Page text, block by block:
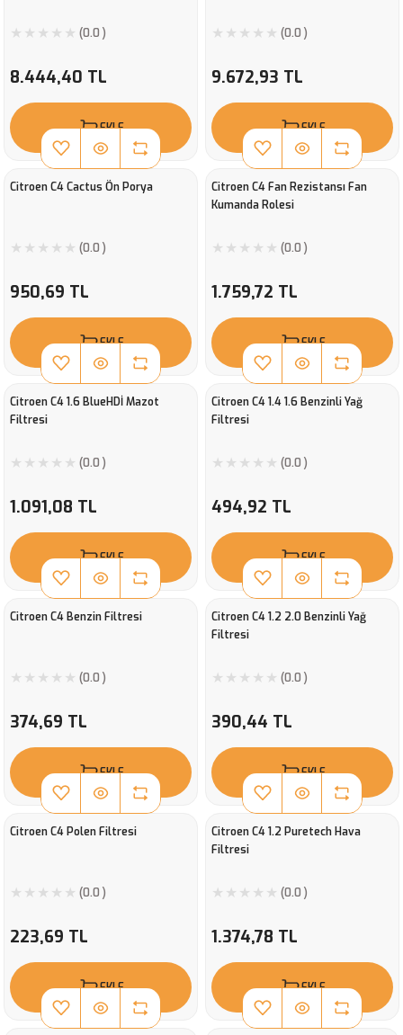
(0.0 )
8.444,40 TL
EKLE
(0.0 )
9.672,93 TL
EKLE
Citroen C4 Cactus Ön Porya
(0.0 )
950,69 TL
EKLE
Citroen C4 Fan Rezistansı Fan
Kumanda Rolesi
(0.0 )
1.759,72 TL
EKLE
Citroen C4 1.6 BlueHDİ Mazot
Filtresi
(0.0 )
1.091,08 TL
EKLE
Citroen C4 1.4 1.6 Benzinli Yağ
Filtresi
(0.0 )
494,92 TL
EKLE
Citroen C4 Benzin Filtresi
(0.0 )
374,69 TL
EKLE
Citroen C4 1.2 2.0 Benzinli Yağ
Filtresi
(0.0 )
390,44 TL
EKLE
Citroen C4 Polen Filtresi
(0.0 )
223,69 TL
EKLE
Citroen C4 1.2 Puretech Hava
Filtresi
(0.0 )
1.374,78 TL
EKLE